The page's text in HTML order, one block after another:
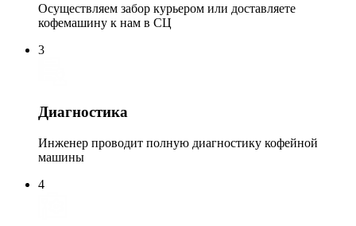
Осуществляем забор курьером или доставляете
кофемашину к нам в СЦ
3
Диагностика
Инженер проводит полную диагностику кофейной
машины
4